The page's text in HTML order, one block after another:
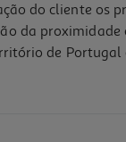
do cliente os
da proximidade
de